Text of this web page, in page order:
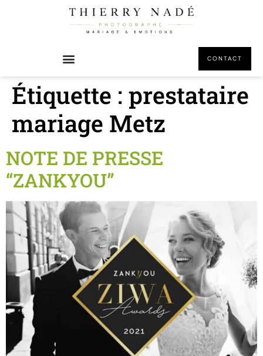
CONTACT
Étiquette : prestataire
mariage Metz
NOTE DE PRESSE
“ZANKYOU”